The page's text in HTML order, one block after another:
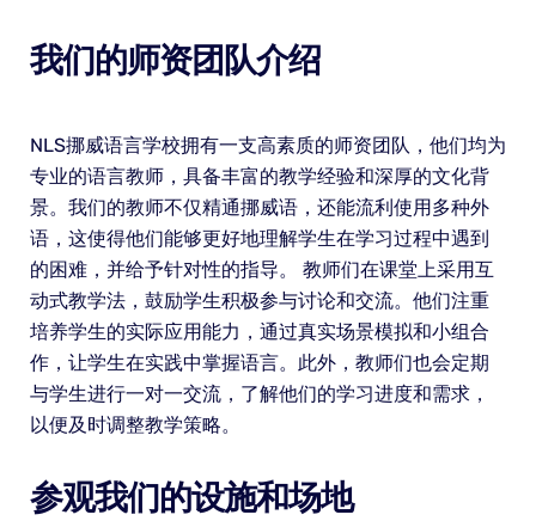
我们的师资团队介绍
NLS挪威语言学校拥有一支高素质的师资团队，他们均为
专业的语言教师，具备丰富的教学经验和深厚的文化背
景。我们的教师不仅精通挪威语，还能流利使用多种外
语，这使得他们能够更好地理解学生在学习过程中遇到
的困难，并给予针对性的指导。 教师们在课堂上采用互
动式教学法，鼓励学生积极参与讨论和交流。他们注重
培养学生的实际应用能力，通过真实场景模拟和小组合
作，让学生在实践中掌握语言。此外，教师们也会定期
与学生进行一对一交流，了解他们的学习进度和需求，
以便及时调整教学策略。
参观我们的设施和场地